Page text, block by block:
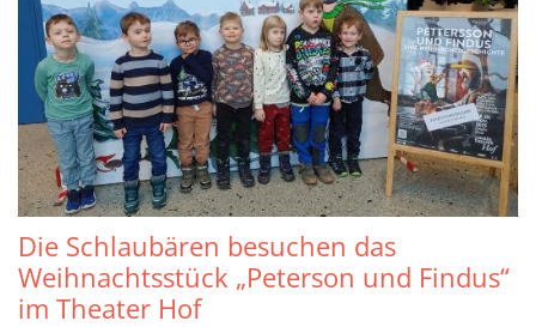
Die Schlaubären besuchen das
Weihnachtsstück „Peterson und Findus“
im Theater Hof